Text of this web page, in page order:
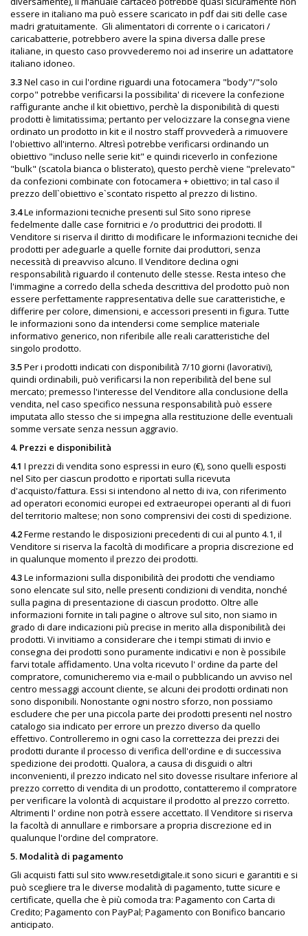
essere in italiano ma può essere scaricato in pdf dai siti delle case
madri gratuitamente. Gli alimentatori di corrente o i caricatori /
caricabatterie, potrebbero avere la spina diversa dalle prese
italiane, in questo caso provvederemo noi ad inserire un adattatore
italiano idoneo.
3.3Nel caso in cui l'ordine riguardi una fotocamera "body"/"solo
corpo" potrebbe verificarsi la possibilita' di ricevere la confezione
raffigurante anche il kit obiettivo, perchè la disponibilità di questi
prodotti è limitatissima; pertanto per velocizzare la consegna viene
ordinato un prodotto in kit e il nostro staff provvederà a rimuovere
l'obiettivo all'interno. Altresì potrebbe verificarsi ordinando un
obiettivo "incluso nelle serie kit" e quindi riceverlo in confezione
"bulk" (scatola bianca o blisterato), questo perchè viene "prelevato"
da confezioni combinate con fotocamera + obiettivo; in tal caso il
prezzo dell`obiettivo e`scontato rispetto al prezzo di listino.
3.4Le informazioni tecniche presenti sul Sito sono riprese
fedelmente dalle case fornitrici e /o produttrici dei prodotti. Il
Venditore si riserva il diritto di modificare le informazioni tecniche dei
prodotti per adeguarle a quelle fornite dai produttori, senza
necessità di preavviso alcuno. Il Venditore declina ogni
responsabilità riguardo il contenuto delle stesse. Resta inteso che
l'immagine a corredo della scheda descrittiva del prodotto può non
essere perfettamente rappresentativa delle sue caratteristiche, e
differire per colore, dimensioni, e accessori presenti in figura. Tutte
le informazioni sono da intendersi come semplice materiale
informativo generico, non riferibile alle reali caratteristiche del
singolo prodotto.
3.5Per i prodotti indicati con disponibilità 7/10 giorni (lavorativi),
quindi ordinabili, può verificarsi la non reperibilità del bene sul
mercato; premesso l'interesse del Venditore alla conclusione della
vendita, nel caso specifico nessuna responsabilità può essere
imputata allo stesso che si impegna alla restituzione delle eventuali
somme versate senza nessun aggravio.
4. Prezzi e disponibilità
4.1 I prezzi di vendita sono espressi in euro (€), sono quelli esposti
nel Sito per ciascun prodotto e riportati sulla ricevuta
d'acquisto/fattura. Essi si intendono al netto di iva, con riferimento
ad operatori economici europei ed extraeuropei operanti al di fuori
del territorio maltese; non sono comprensivi dei costi di spedizione.
4.2Ferme restando le disposizioni precedenti di cui al punto 4.1, il
Venditore si riserva la facoltà di modificare a propria discrezione ed
in qualunque momento il prezzo dei prodotti.
4.3Le informazioni sulla disponibilità dei prodotti che vendiamo
sono elencate sul sito, nelle presenti condizioni di vendita, nonché
sulla pagina di presentazione di ciascun prodotto. Oltre alle
informazioni fornite in tali pagine o altrove sul sito, non siamo in
grado di dare indicazioni più precise in merito alla disponibilità dei
prodotti. Vi invitiamo a considerare che i tempi stimati di invio e
consegna dei prodotti sono puramente indicativi e non è possibile
farvi totale affidamento. Una volta ricevuto l' ordine da parte del
compratore, comunicheremo via e-mail o pubblicando un avviso nel
centro messaggi account cliente, se alcuni dei prodotti ordinati non
sono disponibili. Nonostante ogni nostro sforzo, non possiamo
escludere che per una piccola parte dei prodotti presenti nel nostro
catalogo sia indicato per errore un prezzo diverso da quello
effettivo. Controlleremo in ogni caso la correttezza dei prezzi dei
prodotti durante il processo di verifica dell'ordine e di successiva
spedizione dei prodotti. Qualora, a causa di disguidi o altri
inconvenienti, il prezzo indicato nel sito dovesse risultare inferiore al
prezzo corretto di vendita di un prodotto, contatteremo il compratore
per verificare la volontà di acquistare il prodotto al prezzo corretto.
Altrimenti l' ordine non potrà essere accettato. Il Venditore si riserva
la facoltà di annullare e rimborsare a propria discrezione ed in
qualunque l'ordine del compratore.
5. Modalità di pagamento
Gli acquisti fatti sul sito www.resetdigitale.it sono sicuri e garantiti e si
può scegliere tra le diverse modalità di pagamento, tutte sicure e
certificate, quella che è più comoda tra: Pagamento con Carta di
Credito; Pagamento con PayPal; Pagamento con Bonifico bancario
anticipato.